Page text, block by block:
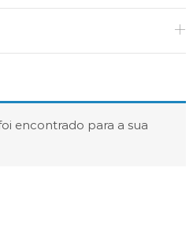
encontrado para a sua